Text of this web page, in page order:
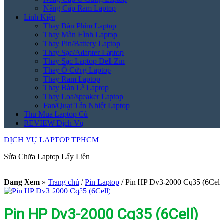
Nâng Cấp Ram Laptop
Linh Kiện
Thay Bàn Phím Laptop
Thay Màn Hình Laptop
Thay Pin/Battery Laptop
Thay Sạc/Adapter Laptop
Thay Sạc Laptop Dell Zin
Thay Ổ Cứng Laptop
Thay Ram Laptop
Thay Bản Lề Laptop
Thay Loa/speaker Laptop
Fan/Quạt Tản Nhiệt Laptop
Thu Mua Laptop Cũ
REVIEW Dịch Vụ
DỊCH VỤ LAPTOP TPHCM
Sửa Chữa Laptop Lấy Liền
Đang Xem » Trang chủ / Pin Laptop /Pin HP Dv3-2000 Cq35
Pin HP Dv3-2000 Cq35 (6Cell)